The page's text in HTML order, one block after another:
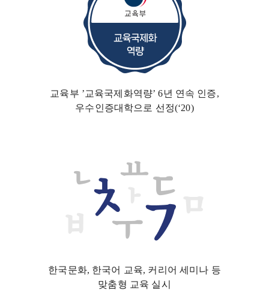
교육부 ’교육국제화역량’ 6년 연속 인증,
우수인증대학으로 선정(‘20)
한국문화, 한국어 교육, 커리어 세미나 등
맞춤형 교육 실시